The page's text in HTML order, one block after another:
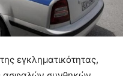
εγκληματικότητας,